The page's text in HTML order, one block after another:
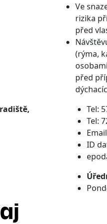
Ve
rizika
před
(rýma,
před
Tel:
Tel:
ID